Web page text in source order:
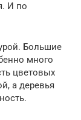
И по
Большие
много
цветовых
а деревья